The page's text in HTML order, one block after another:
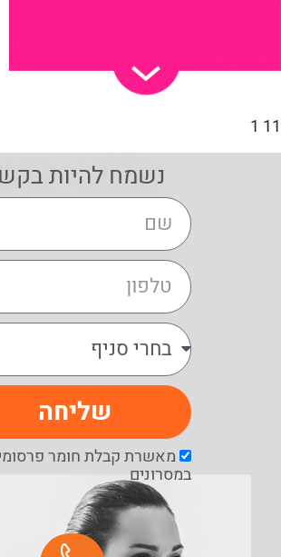
11 1
נשמח להיות
מאשרת קבלת חומר
במסרונים
שליחה